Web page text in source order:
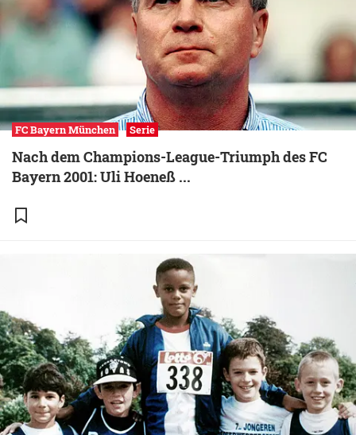
FC Bayern München Serie
Nach dem Champions-League-Triumph des FC
Bayern 2001: Uli Hoeneß ...